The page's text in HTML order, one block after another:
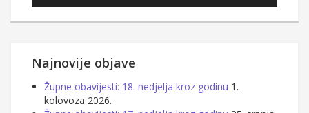
Najnovije objave
Župne obavijesti: 18. nedjelja kroz godinu 1.
kolovoza 2026.